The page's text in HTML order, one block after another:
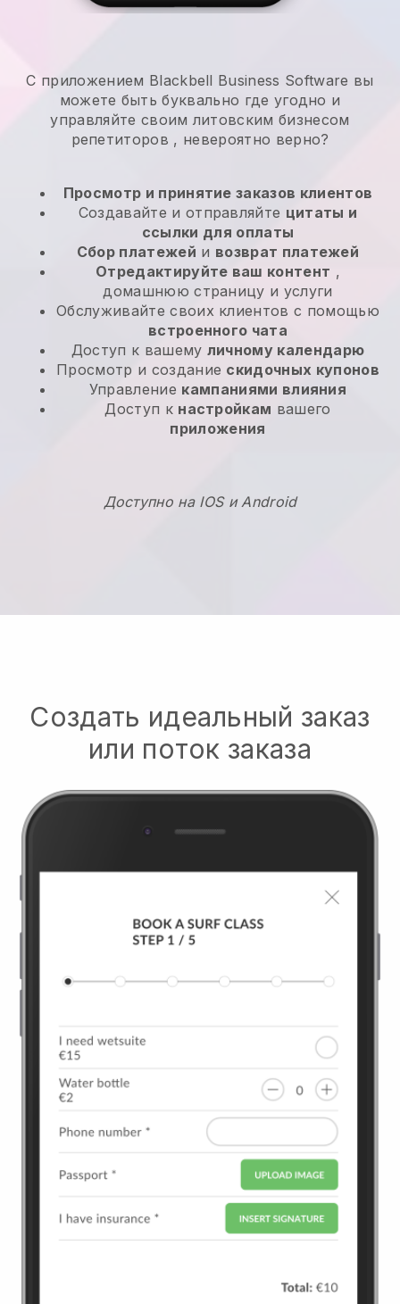
С приложением Blackbell Business Software вы
можете быть буквально где угодно и
управляйте своим литовским бизнесом
репетиторов , невероятно верно?
Просмотр и принятие заказов клиентов
Создавайте и отправляйте цитаты и
ссылки для оплаты
Сбор платежей и возврат платежей
Отредактируйте ваш контент ,
домашнюю страницу и услуги
Обслуживайте своих клиентов с помощью
встроенного чата
Доступ к вашему личному календарю
Просмотр и создание скидочных купонов
Управление кампаниями влияния
Доступ к настройкам вашего
приложения
Доступно на IOS и Android
Создать идеальный заказ
или поток заказа